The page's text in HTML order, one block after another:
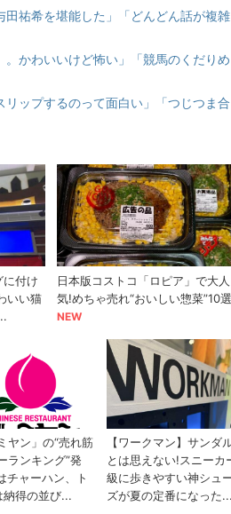
田祐希を堪能した」「どんどん話が複雑
。かわいいけど怖い」「競馬のくだりめ
リップするのって面白い」「つじつま合